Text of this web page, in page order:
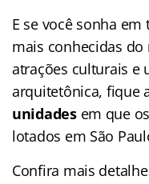
E se você sonha
mais conhecidas
atrações culturais e
arquitetônica, fique
unidadesem que
lotados em São
Confira mais